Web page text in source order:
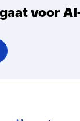
voor